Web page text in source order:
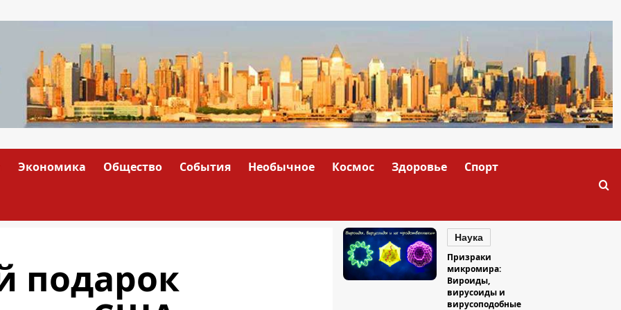
Экономика Общество События Необычное Космос Здоровье Спорт
подарок
Наука
Призраки
микромира:
Вироиды,
вирусоиды и
вирусоподобные